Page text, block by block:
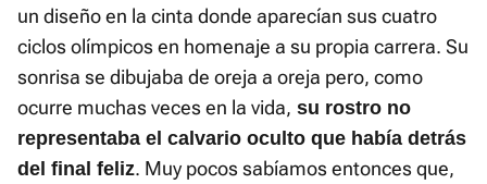
un diseño en la cinta donde aparecían sus cuatro
ciclos olímpicos en homenaje a su propia carrera. Su
sonrisa se dibujaba de oreja a oreja pero, como
ocurre muchas veces en la vida, su rostro no
representaba el calvario oculto que había detrás
del final feliz. Muy pocos sabíamos entonces que,